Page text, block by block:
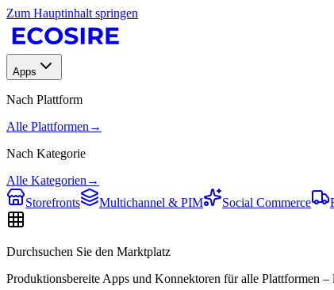
Zum Hauptinhalt springen
Apps
Nach Plattform
Alle Plattformen →
Nach Kategorie
Alle Kategorien →
Storefronts
Multichannel & PIM Social Commerce
Durchsuchen Sie den Marktplatz
Produktionsbereite Apps und Konnektoren für alle Plattformen –